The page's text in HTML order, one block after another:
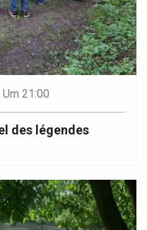
Um 21:00
des légendes